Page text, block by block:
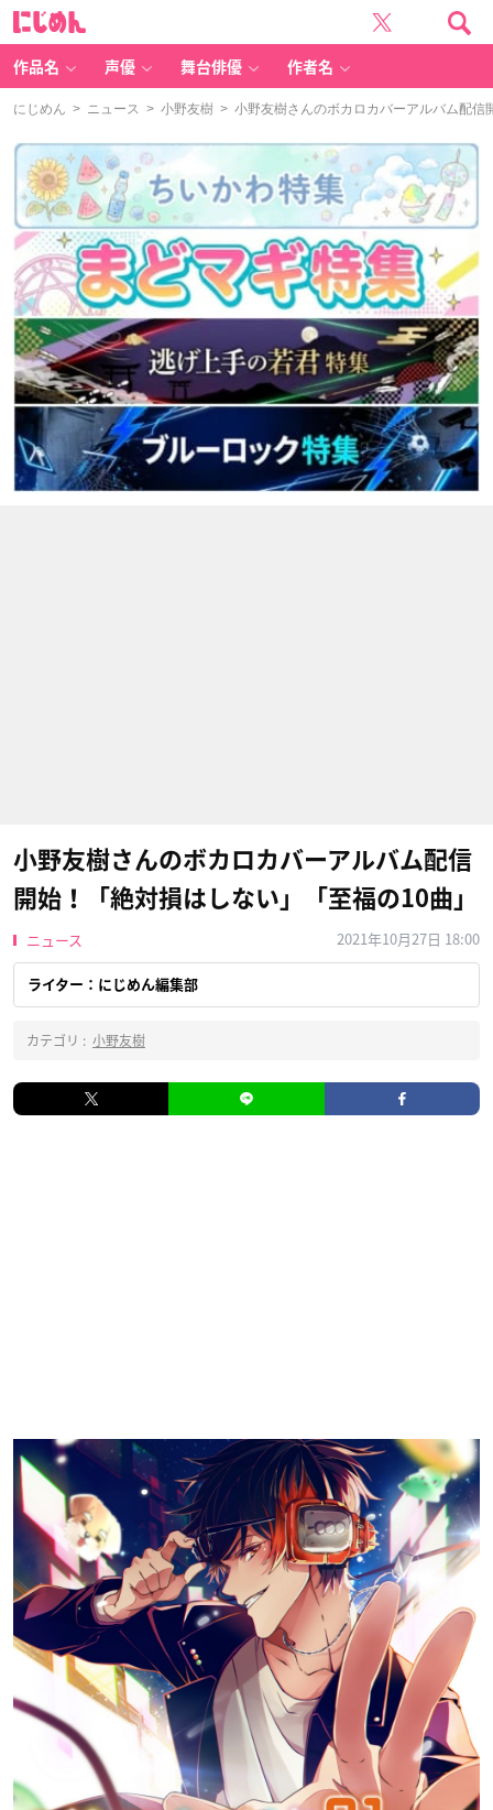
作品名 声優 舞台俳優 作者名
にじめん > ニュース > 小野友樹 > 小野友樹さんのボカロカバーアルバム配信
小野友樹さんのボカロカバーアルバム配信
開始！「絶対損はしない」「至福の10曲」
ニュース 2021年10月27日 18:00
ライター：にじめん編集部
カテゴリ : 小野友樹